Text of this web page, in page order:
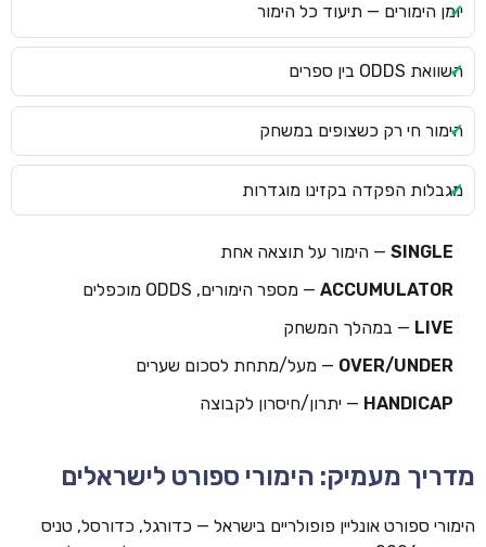
יומן הימורים — תיעוד כל הימור
השוואת ODDS בין ספרים
הימור חי רק כשצופים במשחק
מגבלות הפקדה בקזינו מוגדרות
SINGLE — הימור על תוצאה אחת
ACCUMULATOR — מספר הימורים, ODDS מוכפלים
LIVE — במהלך המשחק
OVER/UNDER — מעל/מתחת לסכום שערים
HANDICAP — יתרון/חיסרון לקבוצה
מדריך מעמיק: הימורי ספורט לישראלים
הימורי ספורט אונליין פופולריים בישראל — כדורגל, כדורסל, טניס